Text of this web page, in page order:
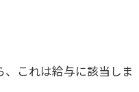
これは給与に該当しま